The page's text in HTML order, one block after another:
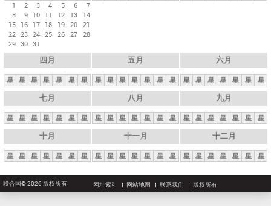
1
2 3 4 5 6
7
8
9 10 11 12 13
14
15 16 17 18 19 20 21
22 23 24 25 26 27 28
29 30 31
四月
星 星 星 星 星 星 星
五月
星 星 星 星 星 星 星
六月
星 星 星 星 星 星 星
七月
星 星 星 星 星 星 星
八月
星 星 星 星 星 星 星
九月
星 星 星 星 星 星 星
十月
星 星 星 星 星 星 星
十一月
星 星 星 星 星 星 星
十二月
星 星 星 星 星 星 星
联合国© 2026 版权所有 网址索引 网站地图 联系我们 版权所有